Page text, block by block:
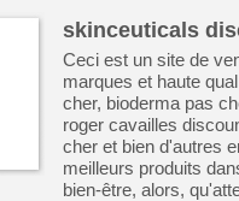
skinceuticals
Ceci est un site de
marques et haute
cher, bioderma pas
roger cavailles
cher et bien d'autres
meilleurs produits
bien-être, alors,